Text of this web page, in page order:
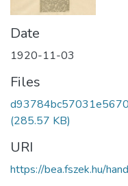
Date
1920-11-03
Files
(285.57 KB)
URI
https://bea.fszek.hu/